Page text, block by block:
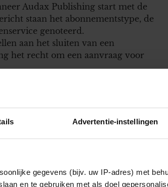
Advertentie-instellingen
gegevens (bijv. uw IP-adres) met
en te gebruiken met als doel
Audax Publishing start met de
staan het abonnementstype, de
genoteerd.
aan het sluiten van een
het recht om een aanvraag voor
als bedoeld in lid 1 geschiedt
Abonnement de juiste
voor mededelingen en
in deze persoonsgegevens
van veertien (14) dagen te